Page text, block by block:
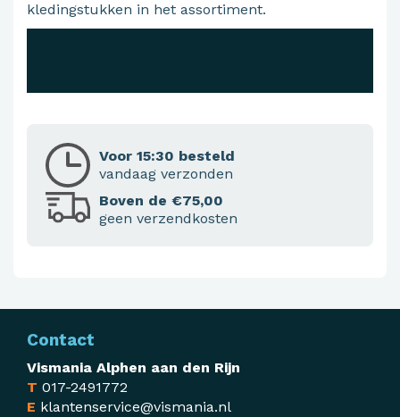
kledingstukken in het assortiment.
Voor 15:30 besteld
vandaag verzonden
Boven de €75,00
geen verzendkosten
Contact
Vismania Alphen aan den Rijn
T 017-2491772
E klantenservice@vismania.nl